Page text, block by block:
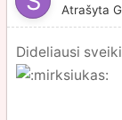
Atrašyta
Dideliausi